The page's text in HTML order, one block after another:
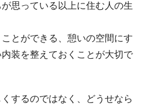
思っている以上に住む人の生
とができる、憩いの空間にす
装を整えておくことが大切で
するのではなく、どうせなら